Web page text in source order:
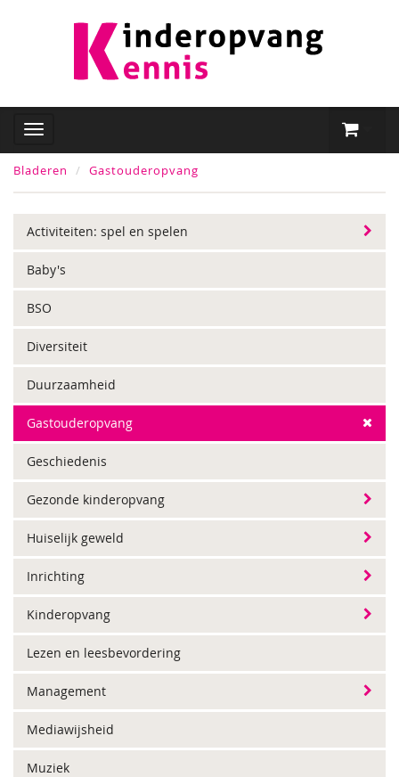
Bladeren Gastouderopvang
Activiteiten: spel en spelen
Baby's
BSO
Diversiteit
Duurzaamheid
Gastouderopvang
Geschiedenis
Gezonde kinderopvang
Huiselijk geweld
Inrichting
Kinderopvang
Lezen en leesbevordering
Management
Mediawijsheid
Muziek